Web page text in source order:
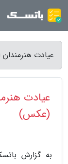
عیادت
عیادت
(عکس)
به گزارش